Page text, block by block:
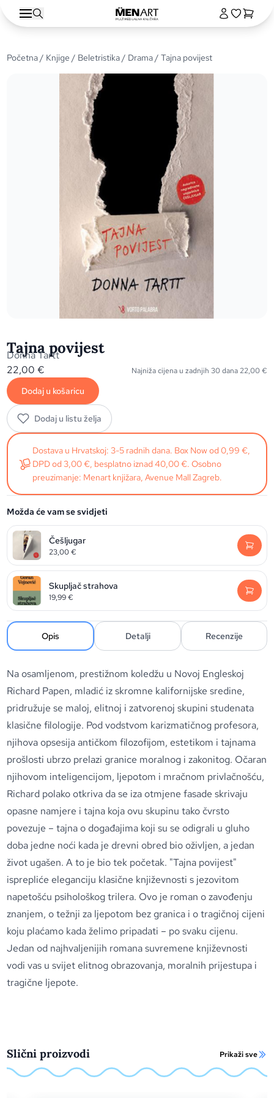
Početna/ Knjige / Beletristika/ Drama/ Tajna povijest
Tajna povijest
Donna Tartt
22,00€ Najniža cijena u zadnjih 30 dana 22,00€
Dodaj u košaricu
Dodaj u listu želja
Dostava u Hrvatskoj: 3-5 radnih dana. Box Now od 0,99 €,
DPD od 3,00 €, besplatno iznad 40,00 €. Osobno
preuzimanje: Menart knjižara, Avenue Mall Zagreb.
Možda će vam se svidjeti
Češljugar
23,00€
Skupljač strahova
19,99€
Opis Detalji Recenzije
Na osamljenom, prestižnom koledžu u Novoj Engleskoj
Richard Papen, mladić iz skromne kalifornijske sredine,
pridružuje se maloj, elitnoj i zatvorenoj skupini studenata
klasične filologije. Pod vodstvom karizmatičnog profesora,
njihova opsesija antičkom filozofijom, estetikom i tajnama
prošlosti ubrzo prelazi granice moralnog i zakonitog. Očaran
njihovom inteligencijom, ljepotom i mračnom privlačnošću,
Richard polako otkriva da se iza otmjene fasade skrivaju
opasne namjere i tajna koja ovu skupinu tako čvrsto
povezuje – tajna o događajima koji su se odigrali u gluho
doba jedne noći kada je drevni obred bio oživljen, a jedan
život ugašen. A to je bio tek početak. "Tajna povijest"
isprepliće eleganciju klasične književnosti s jezovitom
napetošću psihološkog trilera. Ovo je roman o zavođenju
znanjem, o težnji za ljepotom bez granica i o tragičnoj cijeni
koju plaćamo kada želimo pripadati – po svaku cijenu.
Jedan od najhvaljenijih romana suvremene književnosti
vodi vas u svijet elitnog obrazovanja, moralnih prijestupa i
tragične ljepote.
Slični proizvodi Prikaži sve